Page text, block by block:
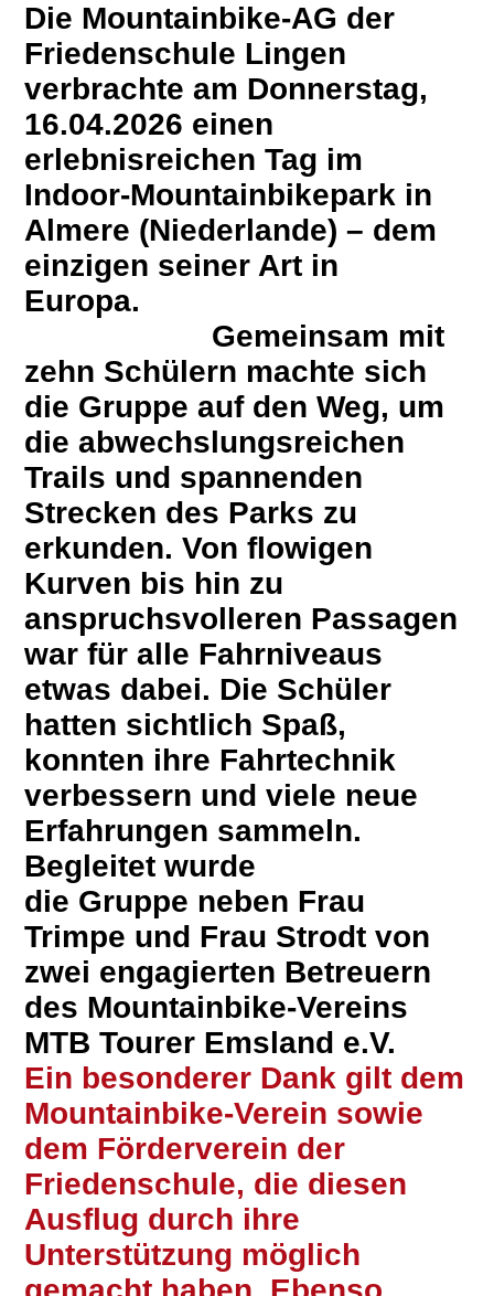
Die Mountainbike-AG der
Friedenschule Lingen
verbrachte am Donnerstag,
16.04.2026 einen
erlebnisreichen Tag im
Indoor-Mountainbikepark in
Almere (Niederlande) – dem
einzigen seiner Art in
Europa.
Gemeinsam mit
zehn Schülern machte sich
die Gruppe auf den Weg, um
die abwechslungsreichen
Trails und spannenden
Strecken des Parks zu
erkunden. Von flowigen
Kurven bis hin zu
anspruchsvolleren Passagen
war für alle Fahrniveaus
etwas dabei. Die Schüler
hatten sichtlich Spaß,
konnten ihre Fahrtechnik
verbessern und viele neue
Erfahrungen sammeln.
Begleitet wurde
die Gruppe neben Frau
Trimpe und Frau Strodt von
zwei engagierten Betreuern
des Mountainbike-Vereins
MTB Tourer Emsland e.V.
Ein besonderer Dank gilt dem
Mountainbike-Verein sowie
dem Förderverein der
Friedenschule, die diesen
Ausflug durch ihre
Unterstützung möglich